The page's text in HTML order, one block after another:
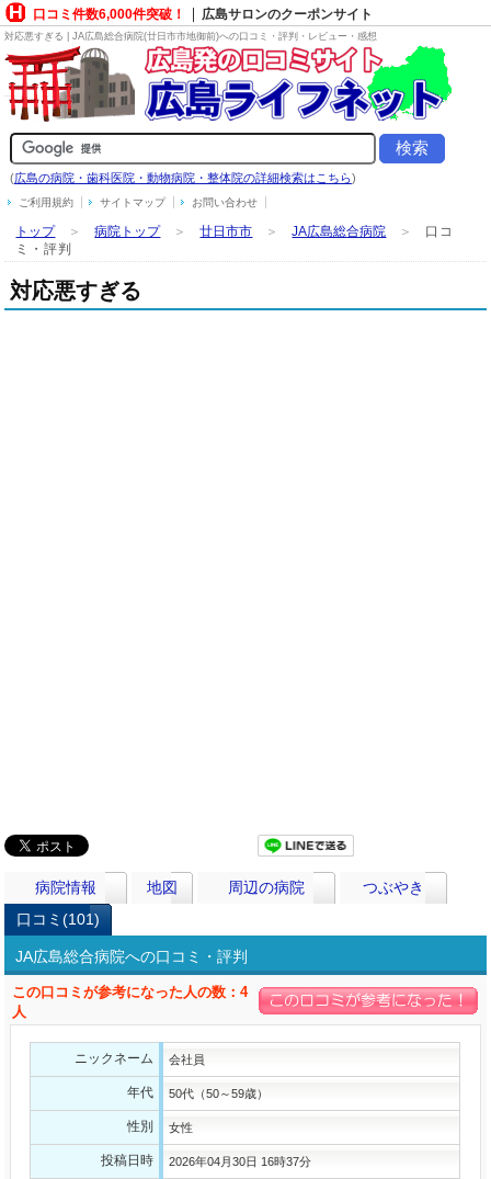
口コミ件数6,000件突破！ 広島サロンのクーポンサイト
対応悪すぎる | JA広島総合病院(廿日市市地御前)への口コミ・評判・レビュー・感想
(広島の病院・歯科医院・動物病院・整体院の詳細検索はこちら)
ご利用規約 サイトマップ お問い合わせ
トップ＞病院トップ＞廿日市市 ＞JA広島総合病院 ＞ 口コ
ミ・評判
対応悪すぎる
病院情報 地図 周辺の病院
つぶやき
口コミ(101)
JA広島総合病院への口コミ・評判
この口コミが参考になった人の数：4
人
ニックネーム 会社員
年代 50代（50～59歳）
性別 女性
投稿日時 2026年04月30日 16時37分